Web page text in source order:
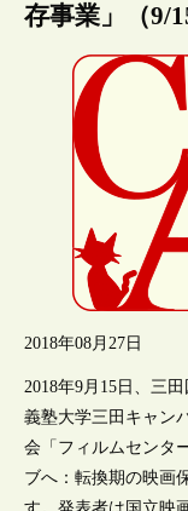
存事業」（9/
2018年08月27日
2018年9月15日、三
義塾大学三田キャン
会「フィルムセンタ
ブへ：転換期の映画